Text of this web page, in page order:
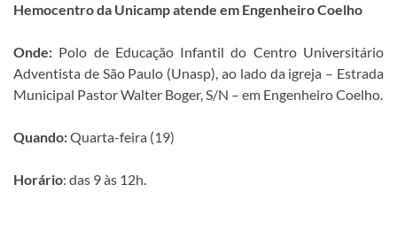
Hemocentro da Unicamp atende em Engenheiro Coelho
Onde: Polo de Educação Infantil do Centro Universitário
Adventista de São Paulo (Unasp), ao lado da igreja – Estrada
Municipal Pastor Walter Boger, S/N – em Engenheiro Coelho.
Quando:Quarta-feira (19)
Horário: das 9 às 12h.